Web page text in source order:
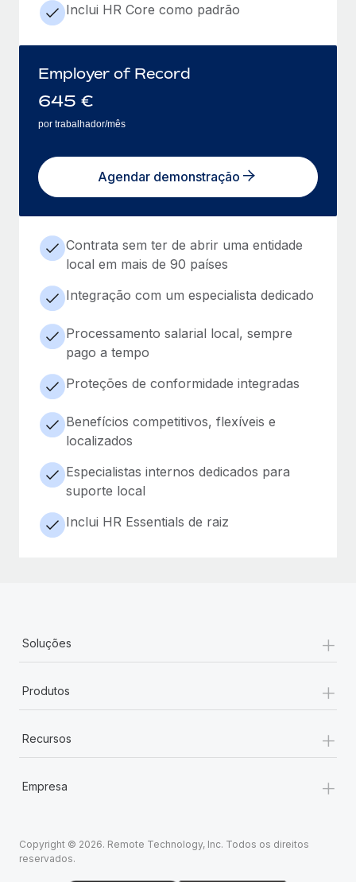
Inclui HR Core como padrão
Employer of Record
645 €
por trabalhador/mês
Agendar demonstração
Contrata sem ter de abrir uma entidade
local em mais de 90 países
Integração com um especialista dedicado
Processamento salarial local, sempre
pago a tempo
Proteções de conformidade integradas
Benefícios competitivos, flexíveis e
localizados
Especialistas internos dedicados para
suporte local
Inclui HR Essentials de raiz
Soluções +
Produtos +
Recursos +
Empresa +
Copyright © 2026. Remote Technology, Inc. Todos os direitos
reservados.